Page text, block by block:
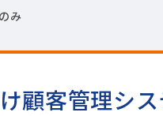
み
顧客管理シ